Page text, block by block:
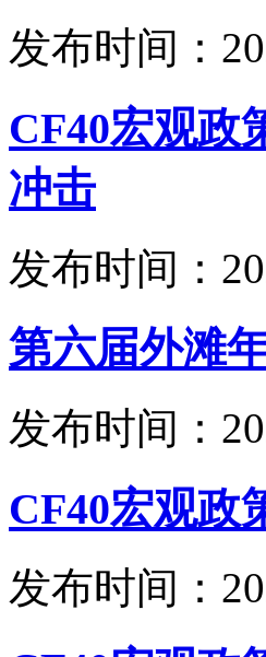
发布时间：
CF40宏观政
冲击
发布时间：
第六届外滩
发布时间：
CF40宏观政
发布时间：